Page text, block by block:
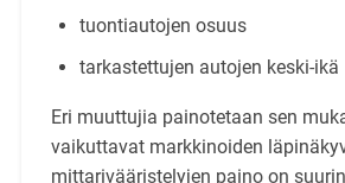
tuontiautojen osuus
tarkastettujen autojen keski-ikä
Eri muuttujia painotetaan sen
vaikuttavat markkinoiden
mittarivääristelyjen paino on